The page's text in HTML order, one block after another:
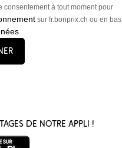
consentement à tout moment pour
sur fr.bonprix.ch ou en bas
de notre appli !